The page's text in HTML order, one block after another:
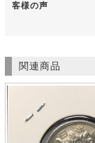
客様の声
関連商品